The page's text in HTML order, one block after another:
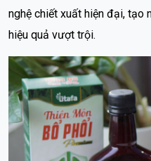
nghệ chiết xuất hiện đại,
hiệu quả vượt trội.